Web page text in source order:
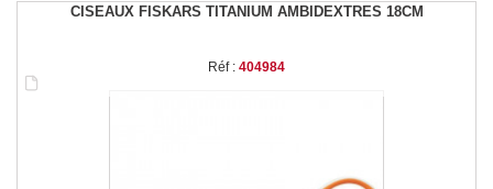
CISEAUX FISKARS TITANIUM AMBIDEXTRES 18CM
Réf : 404984